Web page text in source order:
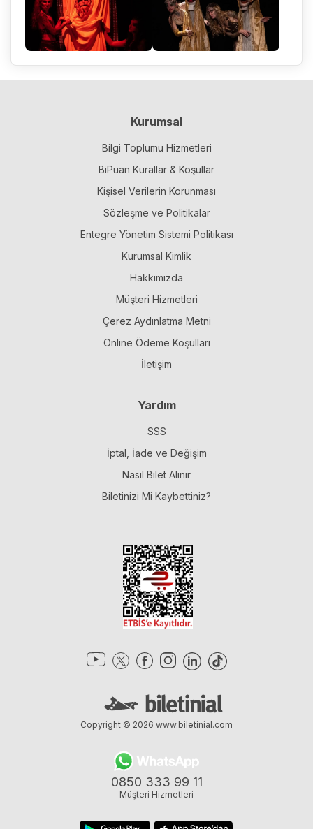
Kurumsal
Bilgi Toplumu Hizmetleri
BiPuan Kurallar & Koşullar
Kişisel Verilerin Korunması
Sözleşme ve Politikalar
Entegre Yönetim Sistemi Politikası
Kurumsal Kimlik
Hakkımızda
Müşteri Hizmetleri
Çerez Aydınlatma Metni
Online Ödeme Koşulları
İletişim
Yardım
SSS
İptal, İade ve Değişim
Nasıl Bilet Alınır
Biletinizi Mi Kaybettiniz?
0850 333 99 11
Müşteri Hizmetleri
Copyright © 2026 www.biletinial.com